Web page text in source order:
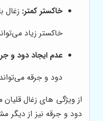
خاکستر کمتر: زغال
خاکستر زیاد
عدم ایجاد دود و
دود و جرقه
از ویژگی های زغال
دود و جرقه نیز از